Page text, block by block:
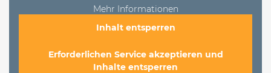
Mehr Informationen
Inhalt entsperren
Erforderlichen Service akzeptieren und
Inhalte entsperren